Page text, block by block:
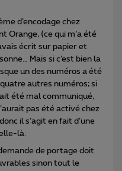
d’encodage chez
Orange, (ce qui m’a été
écrit sur papier et
Mais si c’est bien la
un des numéros a été
autres numéros; si
été mal communiqué,
pas été activé chez
il s’agit en fait d’une
là.
de portage doit
sinon tout le